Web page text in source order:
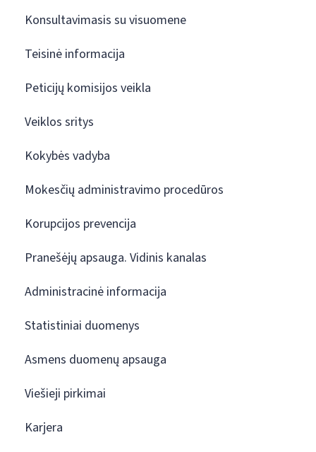
Konsultavimasis su visuomene
Teisinė informacija
Peticijų komisijos veikla
Veiklos sritys
Kokybės vadyba
Mokesčių administravimo procedūros
Korupcijos prevencija
Pranešėjų apsauga. Vidinis kanalas
Administracinė informacija
Statistiniai duomenys
Asmens duomenų apsauga
Viešieji pirkimai
Karjera